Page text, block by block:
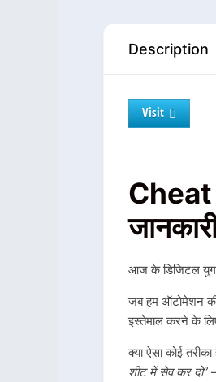
Description
Visit
Cheat
आज के डिजिटल युग में
जब हम ऑटोमेशन
इस्तेमाल करने के
क्या ऐसा कोई
शीट में सेव कर दो”